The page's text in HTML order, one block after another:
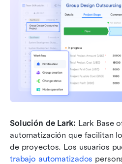
Solución de Lark: Lark Base
automatización que facilitan
de proyectos. Los usuarios
trabajo automatizados